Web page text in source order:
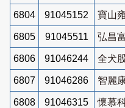
6804 91045152 寶山
6805 91045511 弘昌
6806 91046244 全犬
6807 91046286 智麗
6808 91046315 懷慕